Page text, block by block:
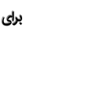
برای